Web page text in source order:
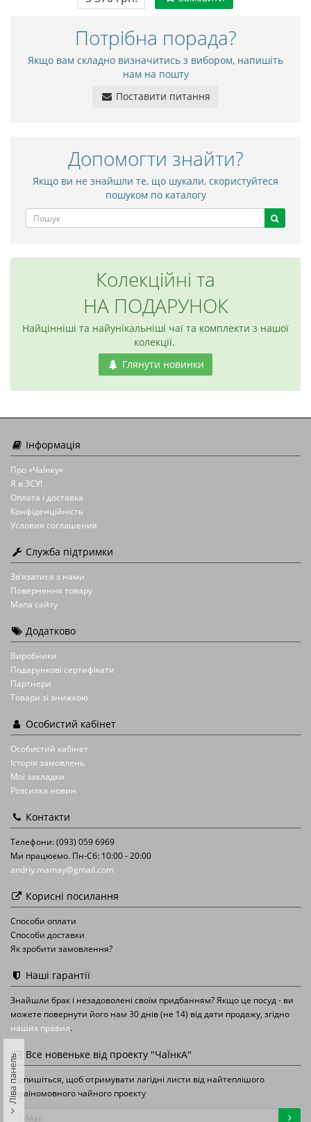
Потрібна порада?
Якщо вам складно визначитись з вибором, напишіть
нам на пошту
Поставити питання
Допомогти знайти?
Якщо ви не знайшли те, що шукали, скористуйтеся
пошуком по каталогу
Колекційні та
НА ПОДАРУНОК
Найцінніші та найунікальніші чаї та комплекти з нашої
колекції.
Глянути новинки
Інформація
Про «ЧаЇнку»
Я в ЗСУ!
Оплата і доставка
Конфіденційність
Условия соглашения
Служба підтримки
Зв’язатися з нами
Повернення товару
Мапа сайту
Додатково
Виробники
Подарункові сертифікати
Партнери
Товари зі знижкою
Особистий кабінет
Особистий кабінет
Історія замовлень
Мої закладки
Розсилка новин
Контакти
Телефони: (093) 059 6969
Ми працюємо. Пн-Сб: 10:00 - 20:00
andriy.mamay@gmail.com
Корисні посилання
Способи оплати
Способи доставки
Як зробити замовлення?
Наші гарантії
Знайшли брак і незадоволені своїм придбанням? Якщо це посуд - ви
можете повернути його нам 30 днів (не 14) від дати продажу, згідно
наших правил.
Все новеньке від проекту "ЧаЇнкА"
Підпишіться, щоб отримувати лагідні листи від найтеплішого
україномовного чайного проекту
Ліва панель